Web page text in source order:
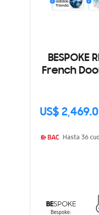
BESPOKE
French
US$